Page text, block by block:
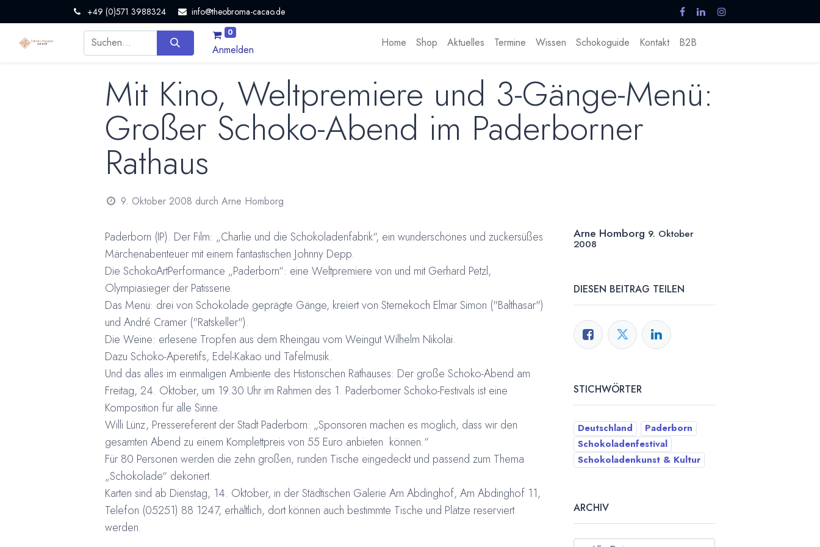
+49 (0)571 3988324 info@theobroma-cacao.de
0
Anmelden
Home Shop Aktuelles Termine Wissen Schokoguide Kontakt B2B
Mit Kino, Weltpremiere und 3-Gänge-Menü:
Großer Schoko-Abend im Paderborner
Rathaus
9. Oktober 2008 durch Arne Homborg
Paderborn (IP). Der Film: „Charlie und die Schokoladenfabrik“, ein wunderschönes und zuckersüßes
Märchenabenteuer mit einem fantastischen Johnny Depp.
Die SchokoArtPerformance „Paderborn“: eine Weltpremiere von und mit Gerhard Petzl,
Olympiasieger der Patisserie.
Das Menü: drei von Schokolade geprägte Gänge, kreiert von Sternekoch Elmar Simon ("Balthasar")
und André Cramer ("Ratskeller").
Die Weine: erlesene Tropfen aus dem Rheingau vom Weingut Wilhelm Nikolai.
Dazu Schoko-Aperetifs, Edel-Kakao und Tafelmusik.
Und das alles im einmaligen Ambiente des Historischen Rathauses: Der große Schoko-Abend am
Freitag, 24. Oktober, um 19.30 Uhr im Rahmen des 1. Paderborner Schoko-Festivals ist eine
Komposition für alle Sinne.
Willi Lünz, Pressereferent der Stadt Paderborn: „Sponsoren machen es möglich, dass wir den
gesamten Abend zu einem Komplettpreis von 55 Euro anbieten können.“
Für 80 Personen werden die zehn großen, runden Tische eingedeckt und passend zum Thema
„Schokolade“ dekoriert.
Karten sind ab Dienstag, 14. Oktober, in der Städtischen Galerie Am Abdinghof, Am Abdinghof 11,
Telefon (05251) 88 1247, erhältlich, dort können auch bestimmte Tische und Plätze reserviert
werden.
Arne Homborg 9. Oktober
2008
DIESEN BEITRAG TEILEN
STICHWÖRTER
Deutschland
Paderborn
Schokoladenfestival
Schokoladenkunst & Kultur
ARCHIV